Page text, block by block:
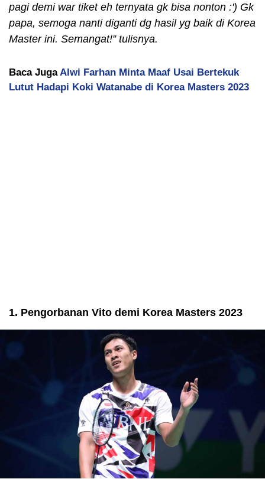
pagi demi war tiket eh ternyata gk bisa nonton :') Gk
papa, semoga nanti diganti dg hasil yg baik di Korea
Master ini. Semangat!” tulisnya.
Baca Juga Alwi Farhan Minta Maaf Usai Bertekuk
Lutut Hadapi Koki Watanabe di Korea Masters 2023
1. Pengorbanan Vito demi Korea Masters 2023